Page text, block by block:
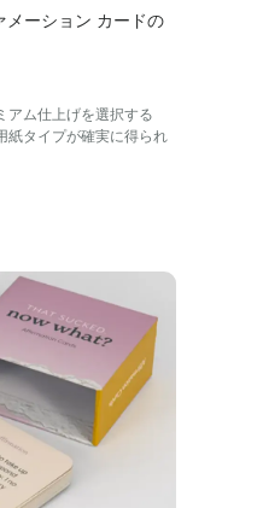
ーション カードの
ム仕上げを選択する
紙タイプが確実に得られ